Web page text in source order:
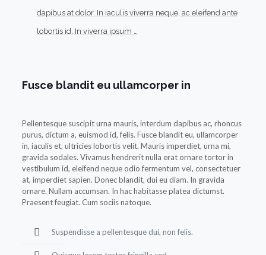
dapibus at dolor. In iaculis viverra neque, ac eleifend ante
lobortis id. In viverra ipsum …
Fusce blandit eu ullamcorper in
Pellentesque suscipit urna mauris, interdum dapibus ac, rhoncus
purus, dictum a, euismod id, felis. Fusce blandit eu, ullamcorper
in, iaculis et, ultricies lobortis velit. Mauris imperdiet, urna mi,
gravida sodales. Vivamus hendrerit nulla erat ornare tortor in
vestibulum id, eleifend neque odio fermentum vel, consectetuer
at, imperdiet sapien. Donec blandit, dui eu diam. In gravida
ornare. Nullam accumsan. In hac habitasse platea dictumst.
Praesent feugiat. Cum sociis natoque.
Suspendisse a pellentesque dui, non felis.